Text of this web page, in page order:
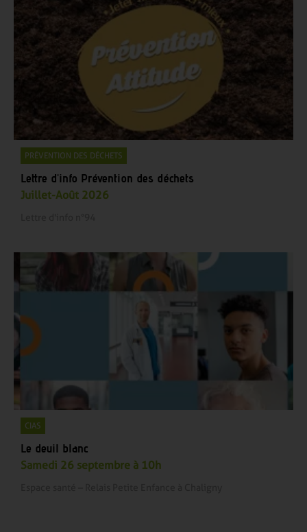
PRÉVENTION DES DÉCHETS
Lettre d'info Prévention des déchets
Juillet-Août 2026
CIAS
Le deuil blanc
Samedi 26 septembre à 10h